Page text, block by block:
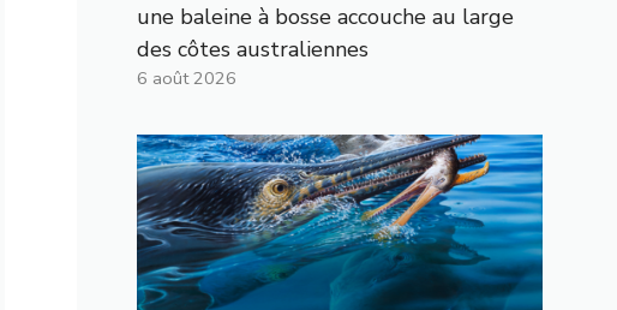
une baleine à bosse accouche au large
des côtes australiennes
6 août 2026